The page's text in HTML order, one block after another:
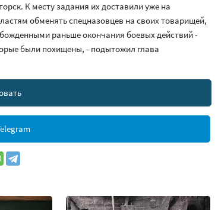
К месту задания их доставили уже на
обменять спецназовцев на своих товарищей,
раньше окончания боевых действий -
были похищены, - подытожил глава